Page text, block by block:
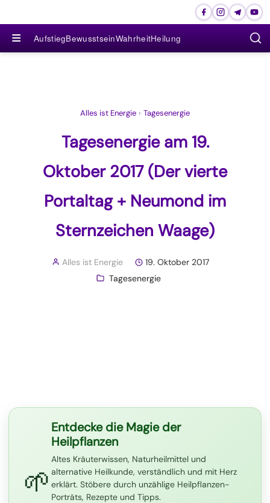
≡ AufstiegBewusstseinWahrheitHeilung
Alles ist Energie › Tagesenergie
Tagesenergie am 19.
Oktober 2017 (Der vierte
Portaltag + Neumond im
Sternzeichen Waage)
Alles ist Energie
19. Oktober 2017
Tagesenergie
🌱
Entdecke die Magie der
Heilpflanzen
Altes Kräuterwissen, Naturheilmittel und
alternative Heilkunde, verständlich und mit Herz
erklärt. Stöbere durch unzählige Heilpflanzen-
Porträts, Rezepte und Tipps.